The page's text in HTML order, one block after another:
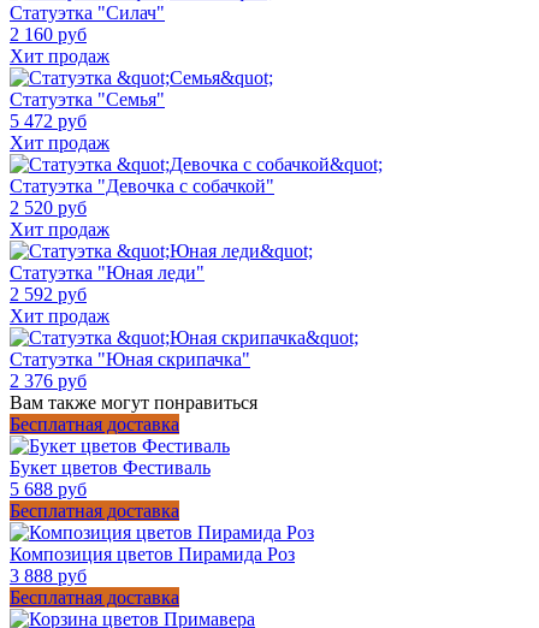
Статуэтка "Силач"
2 160 руб
Хит продаж
Статуэтка "Семья"
5 472 руб
Хит продаж
Статуэтка "Девочка с собачкой"
2 520 руб
Хит продаж
Статуэтка "Юная леди"
2 592 руб
Хит продаж
Статуэтка "Юная скрипачка"
2 376 руб
Вам также могут понравиться
Бесплатная доставка
Букет цветов Фестиваль
5 688 руб
Бесплатная доставка
Композиция цветов Пирамида Роз
3 888 руб
Бесплатная доставка